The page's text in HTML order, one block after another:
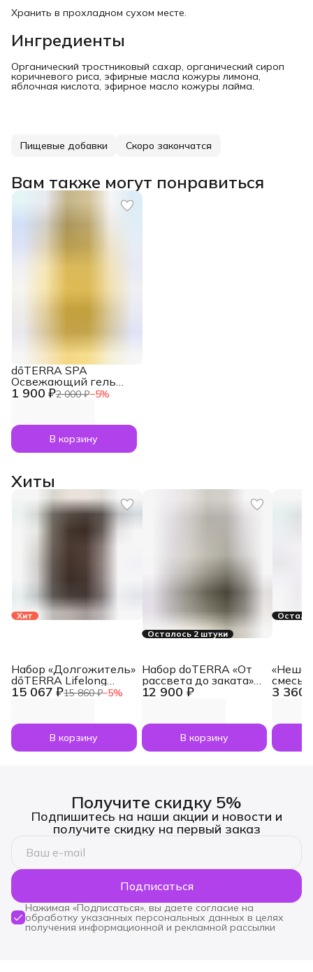
Хранить в прохладном сухом месте.
Ингредиенты
Органический тростниковый сахар, органический сироп
коричневого риса, эфирные масла кожуры лимона,
яблочная кислота, эфирное масло кожуры лайма.
Пищевые добавки Скоро закончатся
Вам также могут понравиться
1 900 ₽2 000 ₽−5%
dōTERRA SPA
Освежающий гель
для душа Refreshing
В корзину
Хиты
Хит
15 067 ₽15 860 ₽−5%
Набор «Долгожитель»
dōTERRA Lifelong
Vitality Pack, 3x120
В корзину
Осталось 2 штуки
12 900 ₽
Набор doTERRA «От
рассвета до заката»
увлажнитель воздуха
по 5 мл
В корзину
3 360
смесь
Получите скидку 5%
Подпишитесь на наши акции и новости и
получите скидку на первый заказ
Подписаться
Нажимая «Подписаться», вы даете согласие на
обработку указанных персональных данных в целях
получения информационной и рекламной рассылки